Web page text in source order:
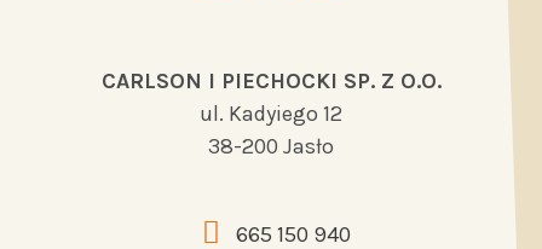
CARLSON I PIECHOCKI SP. Z O.O.
ul. Kadyiego 12
38-200 Jasło
665 150 940